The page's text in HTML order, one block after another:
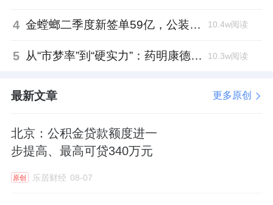
4 金螳螂二季度新签单59亿，公装业务贡献逾八成 10.4w阅读
5 从“市梦率”到“硬实力”：药明康德如何用业绩填平2021年估值鸿沟？ 10.3w阅读
最新文章 更多原创
北京：公积金贷款额度进一
步提高、最高可贷340万元
原创 乐居财经 08-07